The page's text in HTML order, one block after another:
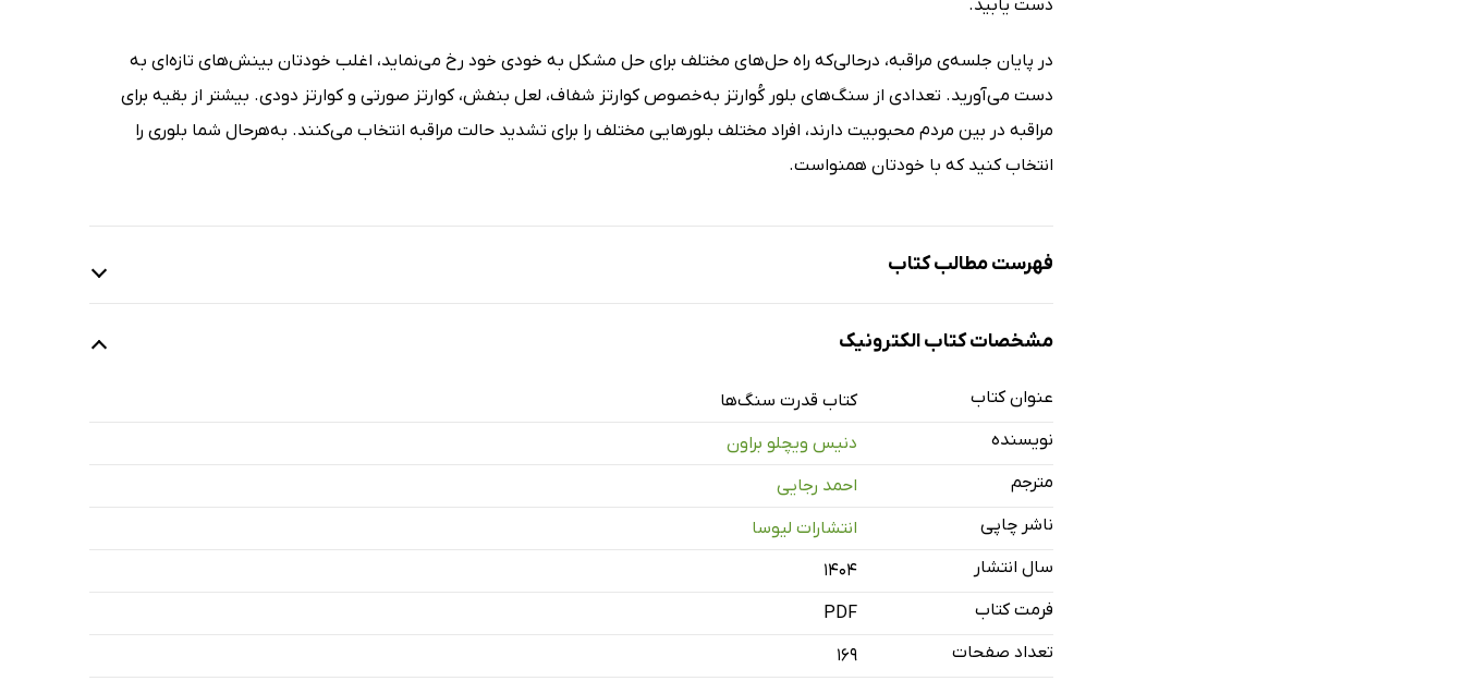
دست یابید.
در پایان جلسه‌ی مراقبه، درحالی‌که راه حل‌های مختلف برای حل مشکل به خودی خود رخ می‌نماید، اغلب خودتان بینش‌های تازه‌ای به
دست می‌آورید. تعدادی از سنگ‌های بلور کُوارتز به‌خصوص کوارتز شفاف، لعل بنفش، کوارتز صورتی و کوارتز دودی. بیشتر از بقیه برای
مراقبه در بین مردم محبوبیت دارند، افراد مختلف بلورهایی مختلف را برای تشدید حالت مراقبه انتخاب می‌کنند. به‌هرحال شما بلوری را
انتخاب کنید که با خودتان همنواست.
فهرست مطالب کتاب
شکل و ترکیب سنگ‌های بلور
روش‌های استفاده از بلورها
بلورها و چاکراها
خواص شفابخشی بلورها
مشخصات کتاب الکترونیک
عنوان کتاب
کتاب قدرت سنگ‌ها
نویسنده
دنیس ویچلو براون
مترجم
احمد رجایی
ناشر چاپی
انتشارات لیوسا
سال انتشار
۱۴۰۴
فرمت کتاب
PDF
تعداد صفحات
169